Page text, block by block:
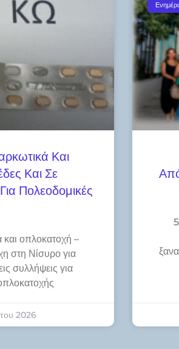
Και
Και Σε
Πολεοδομικές
και οπλοκατοχή –
στη Νίσυρο για
συλλήψεις για
2026